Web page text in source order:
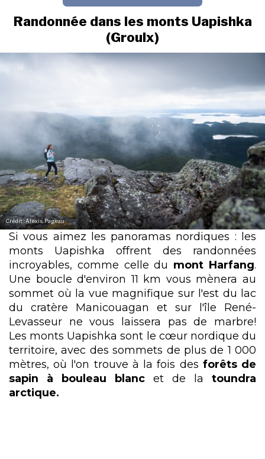
Randonnée dans les monts Uapishka
(Groulx)
Crédit : Alexis Pageau
Si vous aimez les panoramas nordiques : les
monts Uapishka offrent des randonnées
incroyables, comme celle du mont Harfang.
Une boucle d'environ 11 km vous mènera au
sommet où la vue magnifique sur l'est du lac
du cratère Manicouagan et sur l'île René-
Levasseur ne vous laissera pas de marbre!
Les monts Uapishka sont le cœur nordique du
territoire, avec des sommets de plus de 1 000
mètres, où l'on trouve à la fois des forêts de
sapin à bouleau blanc et de la toundra
arctique.